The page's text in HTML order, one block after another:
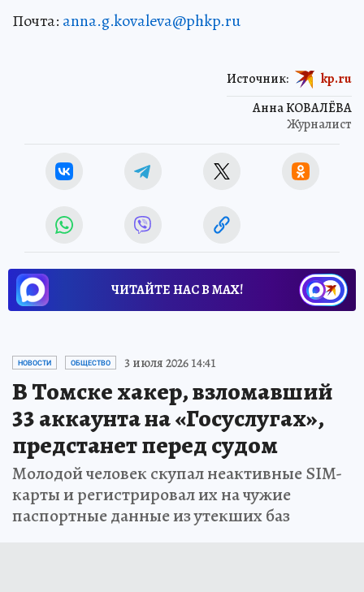
Почта: anna.g.kovaleva@phkp.ru
Анна КОВАЛЁВА
Журналист
Источник: kp.ru
ЧИТАЙТЕ НАС В МАХ!
НОВОСТИ ОБЩЕСТВО 3 июля 2026 14:41
В Томске хакер, взломавший
33 аккаунта на «Госуслугах»,
предстанет перед судом
Молодой человек скупал неактивные SIM-
карты и регистрировал их на чужие
паспортные данные из утекших баз